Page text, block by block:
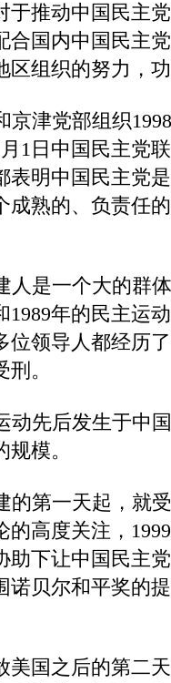
于推动中国民主
合国内中国民主
区组织的努力，
京津党部组织
1日中国民主党
表明中国民主党
成熟的、负责任
人是一个大的群
1989年的民主运
位领导人都经历
。
动先后发生于中
模。
的第一天起，就
高度关注，
助下让中国民主
诺贝尔和平奖的
美国之后的第二